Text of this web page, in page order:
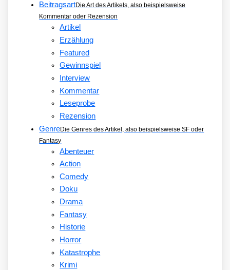
BeitragsartDie Art des Artikels, also beispielsweise
Kommentar oder Rezension
Artikel
Erzählung
Featured
Gewinnspiel
Interview
Kommentar
Leseprobe
Rezension
GenreDie Genres des Artikel, also beispielsweise SF oder
Fantasy
Abenteuer
Action
Comedy
Doku
Drama
Fantasy
Historie
Horror
Katastrophe
Krimi